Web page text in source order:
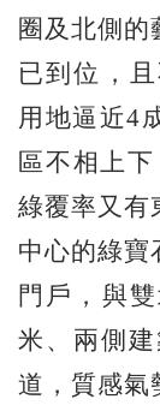
圈及北側
已到位，
用地逼近4
區不相上
綠覆率又有
中心的綠寶
門戶，與
米、兩側
道，質感氣